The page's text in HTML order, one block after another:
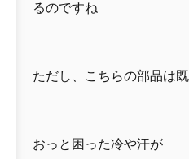
るのですね
ただし、こちらの部品は
おっと困った冷や汗が